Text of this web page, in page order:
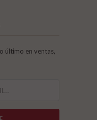
último en ventas,